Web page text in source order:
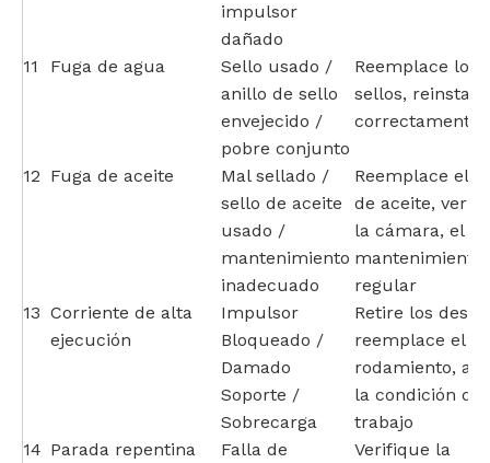
impulsor
dañado
11 Fuga de agua
Sello usado /
anillo de sello
envejecido /
pobre conjunto
Reemplace los
sellos, reinstale
correctamente
12 Fuga de aceite
Mal sellado /
sello de aceite
usado /
mantenimiento
inadecuado
Reemplace el
de aceite,
la cámara, el
mantenimiento
regular
13 Corriente de alta
ejecución
Impulsor
Bloqueado /
Damado
Soporte /
Sobrecarga
Retire los
reemplace el
rodamiento,
la condición de
trabajo
14 Parada repentina
Falla de
Verifique la